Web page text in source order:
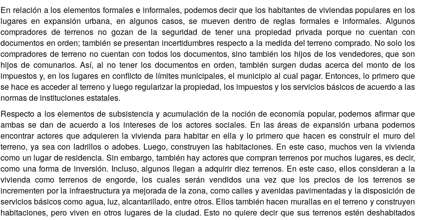
En relación a los elementos formales e informales, podemos decir que los habitantes de viviendas populares en los
lugares en expansión urbana, en algunos casos, se mueven dentro de reglas formales e informales. Algunos
compradores de terrenos no gozan de la seguridad de tener una propiedad privada porque no cuentan con
documentos en orden; también se presentan incertidumbres respecto a la medida del terreno comprado. No solo los
compradores de terreno no cuentan con todos los documentos, sino también los hijos de los vendedores, que son
hijos de comunarios. Así, al no tener los documentos en orden, también surgen dudas acerca del monto de los
impuestos y, en los lugares en conflicto de límites municipales, el municipio al cual pagar. Entonces, lo primero que
se hace es acceder al terreno y luego regularizar la propiedad, los impuestos y los servicios básicos de acuerdo a las
normas de instituciones estatales.
Respecto a los elementos de subsistencia y acumulación de la noción de economía popular, podemos afirmar que
ambas se dan de acuerdo a los intereses de los actores sociales. En las áreas de expansión urbana podemos
encontrar actores que adquieren la vivienda para habitar en ella y lo primero que hacen es construir el muro del
terreno, ya sea con ladrillos o adobes. Luego, construyen las habitaciones. En este caso, muchos ven la vivienda
como un lugar de residencia. Sin embargo, también hay actores que compran terrenos por muchos lugares, es decir,
como una forma de inversión. Incluso, algunos llegan a adquirir diez terrenos. En este caso, ellos consideran a la
vivienda como terrenos de engorde, los cuales serán vendidos una vez que los precios de los terrenos se
incrementen por la infraestructura ya mejorada de la zona, como calles y avenidas pavimentadas y la disposición de
servicios básicos como agua, luz, alcantarillado, entre otros. Ellos también hacen murallas en el terreno y construyen
habitaciones, pero viven en otros lugares de la ciudad. Esto no quiere decir que sus terrenos estén deshabitados